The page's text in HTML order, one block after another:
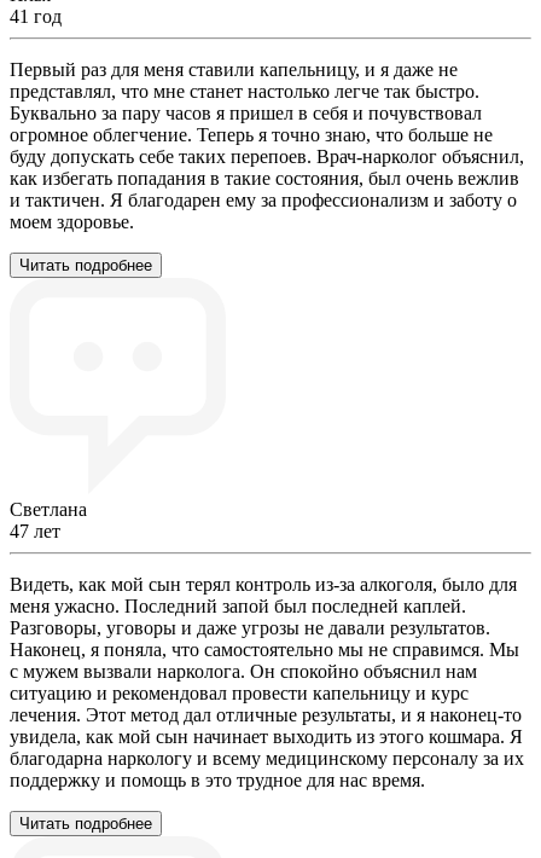
41 год
Первый раз для меня ставили капельницу, и я даже не
представлял, что мне станет настолько легче так быстро.
Буквально за пару часов я пришел в себя и почувствовал
огромное облегчение. Теперь я точно знаю, что больше не
буду допускать себе таких перепоев. Врач-нарколог объяснил,
как избегать попадания в такие состояния, был очень вежлив
и тактичен. Я благодарен ему за профессионализм и заботу о
моем здоровье.
Читать подробнее
Светлана
47 лет
Видеть, как мой сын терял контроль из-за алкоголя, было для
меня ужасно. Последний запой был последней каплей.
Разговоры, уговоры и даже угрозы не давали результатов.
Наконец, я поняла, что самостоятельно мы не справимся. Мы
с мужем вызвали нарколога. Он спокойно объяснил нам
ситуацию и рекомендовал провести капельницу и курс
лечения. Этот метод дал отличные результаты, и я наконец-то
увидела, как мой сын начинает выходить из этого кошмара. Я
благодарна наркологу и всему медицинскому персоналу за их
поддержку и помощь в это трудное для нас время.
Читать подробнее